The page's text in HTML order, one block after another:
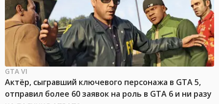
GTA VI
Актёр, сыгравший ключевого персонажа в GTA 5,
отправил более 60 заявок на роль в GTA 6 и ни разу